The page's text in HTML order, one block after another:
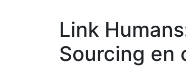
Link
Sourcing en